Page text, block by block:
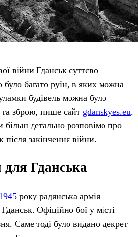
війни Гданськ суттєво
багато руїн, в яких можна
будівель можна було
та зброю, пише сайт gdanskyes.eu.
більш детально розповімо про
після закінчення війни.
для Гданська
1945 року радянська армія
Офіційно бої у місті
Саме тоді було видано декрет